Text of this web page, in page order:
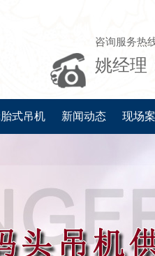
咨询服务热
姚经理
式吊机 新闻动态 现场